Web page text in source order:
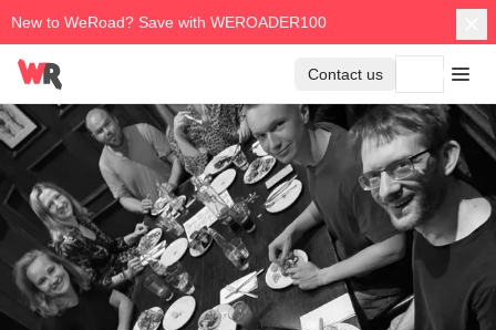
New to WeRoad? Save with WEROADER100
Contact us